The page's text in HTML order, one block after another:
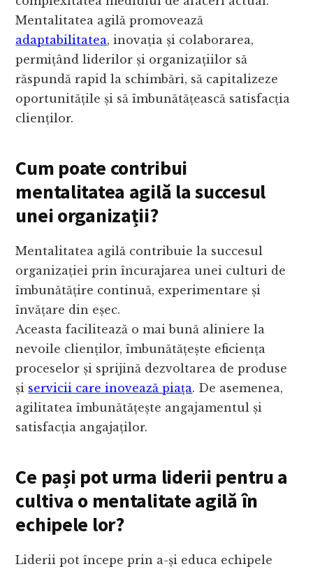
Mentalitatea agilă promovează
adaptabilitatea, inovația și colaborarea,
permițând liderilor și organizațiilor să
răspundă rapid la schimbări, să capitalizeze
oportunitățile și să îmbunătățească satisfacția
clienților.
Cum poate contribui
mentalitatea agilă la succesul
unei organizații?
Mentalitatea agilă contribuie la succesul
organizației prin încurajarea unei culturi de
îmbunătățire continuă, experimentare și
învățare din eșec.
Aceasta facilitează o mai bună aliniere la
nevoile clienților, îmbunătățește eficiența
proceselor și sprijină dezvoltarea de produse
și servicii care inovează piața. De asemenea,
agilitatea îmbunătățește angajamentul și
satisfacția angajaților.
Ce pași pot urma liderii pentru a
cultiva o mentalitate agilă în
echipele lor?
Liderii pot începe prin a-și educa echipele